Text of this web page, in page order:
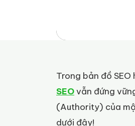
Trong bản đồ
SEOvẫn đứng
(Authority) của
dưới đây!